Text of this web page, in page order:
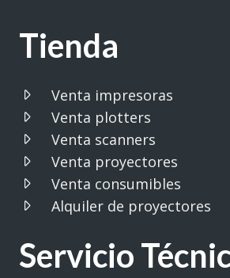
Tienda
Venta impresoras
Venta plotters
Venta scanners
Venta proyectores
Venta consumibles
Alquiler de proyectores
Servicio